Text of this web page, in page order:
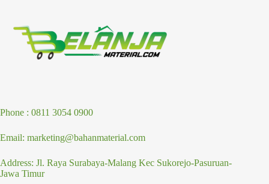
Phone : 0811 3054 0900
Email: marketing@bahanmaterial.com
Address: Jl. Raya Surabaya-Malang Kec Sukorejo-Pasuruan-
Jawa Timur